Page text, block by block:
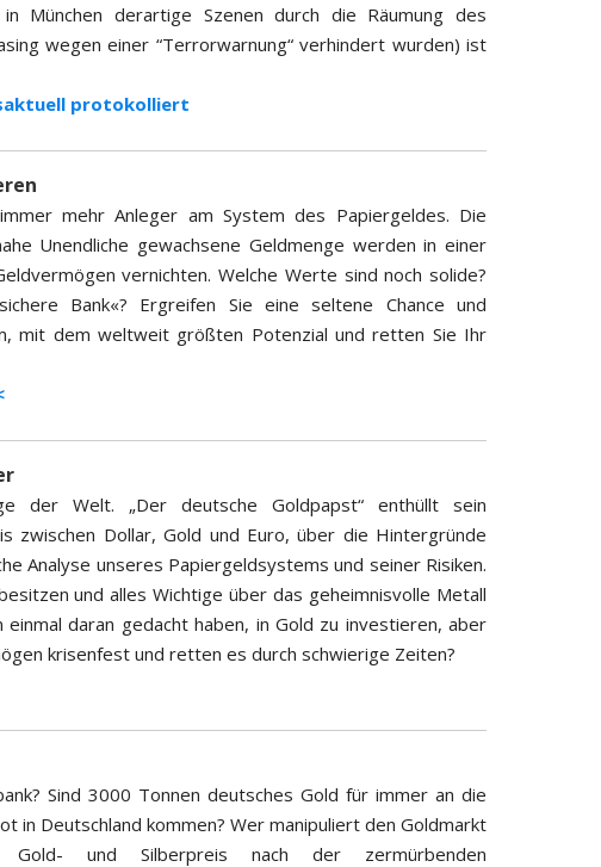
München derartige Szenen durch die Räumung des
wegen einer “Terrorwarnung“ verhindert wurden) ist
protokolliert
mehr Anleger am System des Papiergeldes. Die
Unendliche gewachsene Geldmenge werden in einer
vernichten. Welche Werte sind noch solide?
Bank«? Ergreifen Sie eine seltene Chance und
mit dem weltweit größten Potenzial und retten Sie Ihr
der Welt. „Der deutsche Goldpapst“ enthüllt sein
zwischen Dollar, Gold und Euro, über die Hintergründe
Analyse unseres Papiergeldsystems und seiner Risiken.
und alles Wichtige über das geheimnisvolle Metall
daran gedacht haben, in Gold zu investieren, aber
krisenfest und retten es durch schwierige Zeiten?
Sind 3000 Tonnen deutsches Gold für immer an die
in Deutschland kommen? Wer manipuliert den Goldmarkt
und Silberpreis nach der zermürbenden